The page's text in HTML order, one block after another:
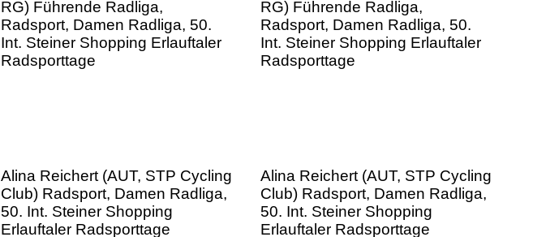
Alina Reichert (AUT, STP Cycling
Club) Radsport, Damen Radliga,
50. Int. Steiner Shopping
Erlauftaler Radsporttage
Alina Reichert (AUT, STP Cycling
Club) Radsport, Damen Radliga,
50. Int. Steiner Shopping
Erlauftaler Radsporttage